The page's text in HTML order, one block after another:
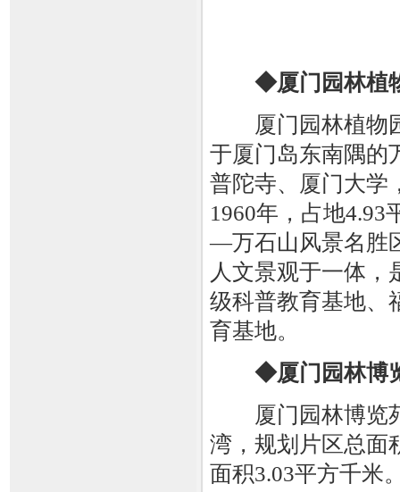
◆厦门园林植
厦门园林植物园
于厦门岛东南隅的
普陀寺、厦门大学
1960年，占地
—万石山风景名胜
人文景观于一体
级科普教育基地、
育基地。
◆厦门园林博
厦门园林博览苑
湾，规划片区总面
面积3.03平方千米